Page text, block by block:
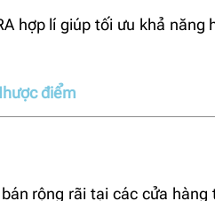
hợp lí giúp tối ưu khả
điểm
rộng rãi tại các cửa